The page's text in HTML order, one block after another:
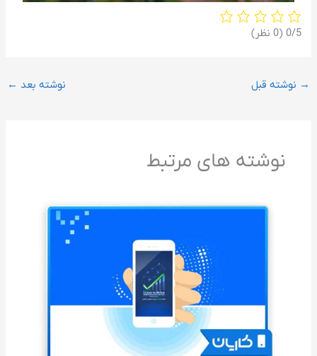
‫0/5 ‫(0 نظر)
→ نوشته قبل نوشته بعد ←
نوشته های مرتبط